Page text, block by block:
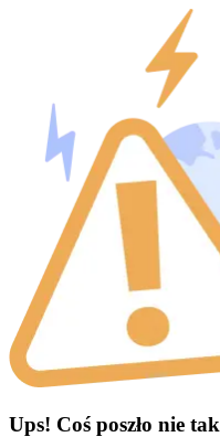
Ups! Coś poszło nie tak